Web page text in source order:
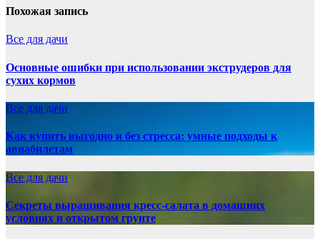
Похожая запись
Все для дачи
Основные ошибки при использовании экструдеров для
сухих кормов
Все для дачи
Как купить выгодно и без стресса: умные подходы к
авиабилетам
Все для дачи
Секреты выращивания кресс-салата в домашних
условиях и открытом грунте